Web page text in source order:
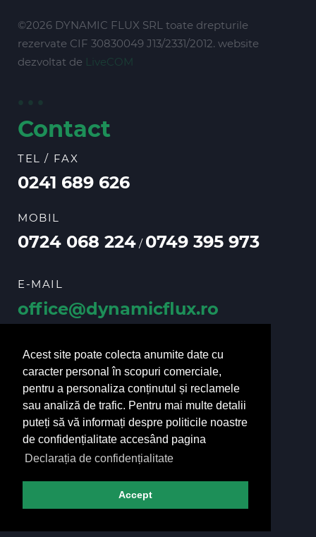
Acest site poate colecta anumite date cu
caracter personal în scopuri comerciale,
pentru a personaliza conținutul și reclamele
sau analiză de trafic. Pentru mai multe detalii
puteți să vă informați despre politicile noastre
de confidențialitate accesând pagina
Declarația de confidențialitate
Accept
©2026 DYNAMIC FLUX SRL toate drepturile
rezervate CIF 30830049 J13/2331/2012. website
dezvoltat de LiveCOM
Contact
TEL / FAX
0241 689 626
MOBIL
0724 068 224 / 0749 395 973
E-MAIL
office@dynamicflux.ro
URMĂRIȚI-NE